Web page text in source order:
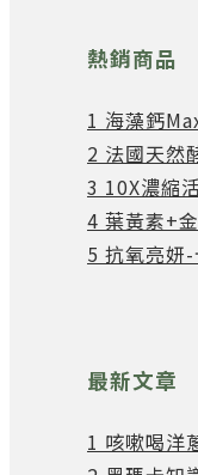
熱銷商品
1 海藻鈣
2 法國天然
3 10X濃縮
4 葉黃素+
5 抗氧亮妍
最新文章
1 咳嗽喝洋